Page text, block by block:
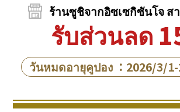
ร้านซูชิจากอิซเซกิซันโจ ส
รับส่วนลด
วันหมดอายุคูปอง ：2026/3/